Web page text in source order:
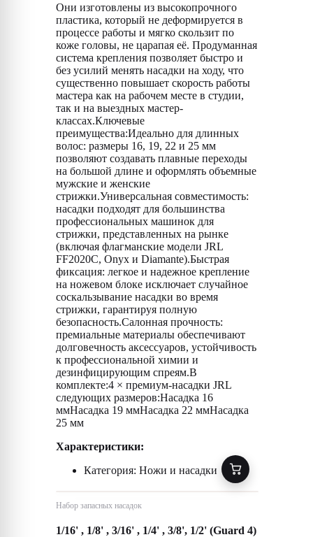
Они изготовлены из высокопрочного
пластика, который не деформируется в
процессе работы и мягко скользит по
коже головы, не царапая её. Продуманная
система крепления позволяет быстро и
без усилий менять насадки на ходу, что
существенно повышает скорость работы
мастера как на рабочем месте в студии,
так и на выездных мастер-
классах.Ключевые
преимущества:Идеально для длинных
волос: размеры 16, 19, 22 и 25 мм
позволяют создавать плавные переходы
на большой длине и оформлять объемные
мужские и женские
стрижки.Универсальная совместимость:
насадки подходят для большинства
профессиональных машинок для
стрижки, представленных на рынке
(включая флагманские модели JRL
FF2020C, Onyx и Diamante).Быстрая
фиксация: легкое и надежное крепление
на ножевом блоке исключает случайное
соскальзывание насадки во время
стрижки, гарантируя полную
безопасность.Салонная прочность:
премиальные материалы обеспечивают
долговечность аксессуаров, устойчивость
к профессиональной химии и
дезинфицирующим спреям.В
комплекте:4 × премиум-насадки JRL
следующих размеров:Насадка 16
ммНасадка 19 ммНасадка 22 ммНасадка
25 мм
Характеристики:
Категория: Ножи и насадки
Набор запасных насадок
1/16' , 1/8' , 3/16' , 1/4' , 3/8', 1/2' (Guard 4)